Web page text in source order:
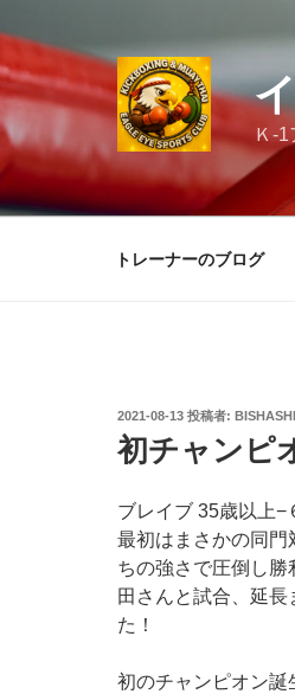
Ｋ-
トレーナーのブログ
投
稿
日:
2021-08-13 投稿者:
初チャンピ
ブレイブ 35歳以上−
最初はまさかの同門
ちの強さで圧倒し
田さんと試合、延
た！
初のチャンピオン誕